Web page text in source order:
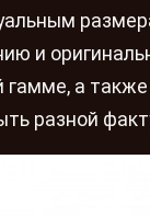
и
гамме, а
разной